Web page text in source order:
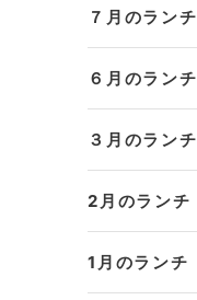
７月のランチ
６月のランチ
３月のランチ
2月のランチ
1月のランチ